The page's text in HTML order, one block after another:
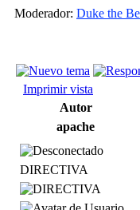
Moderador: Duke the
Imprimir vista
Autor
apache
DIRECTIVA